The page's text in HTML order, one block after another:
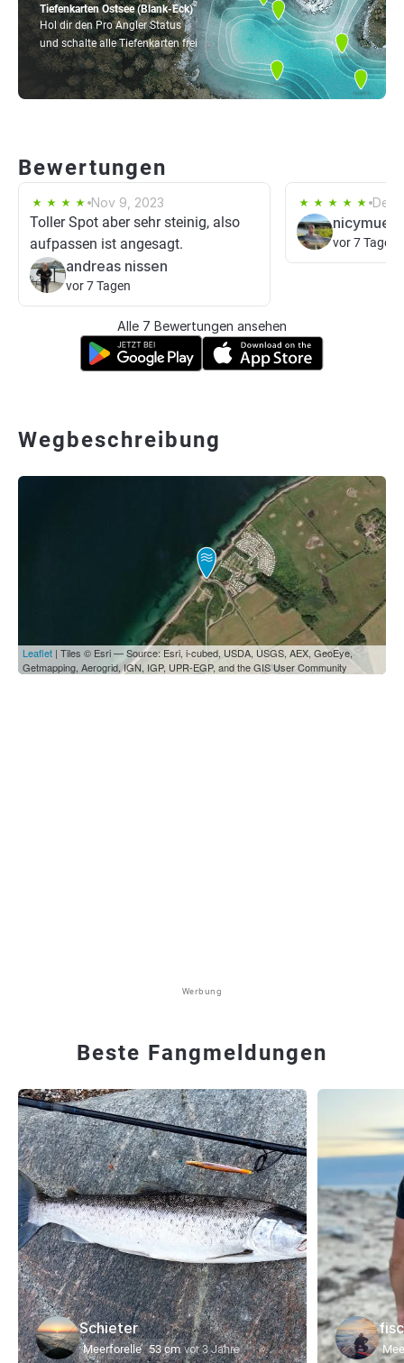
Tiefenkarten Ostsee (Blank-Eck)
Hol dir den Pro Angler Status
und schalte alle Tiefenkarten frei
Bewertungen
Nov 9, 2023
Toller Spot aber sehr steinig, also
aufpassen ist angesagt.
andreas nissen
vor 7 Tagen
Dec
nicymue
vor 7 Tagen
Alle 7 Bewertungen ansehen
Wegbeschreibung
Leaflet | Tiles © Esri — Source: Esri, i-cubed, USDA, USGS, AEX, GeoEye,
Getmapping, Aerogrid, IGN, IGP, UPR-EGP, and the GIS User Community
Werbung
Beste Fangmeldungen
Schieter
Meerforelle 53 cm vor 3 Jahre